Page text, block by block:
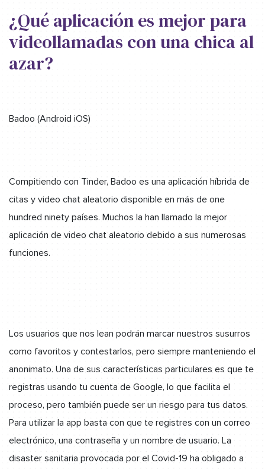
¿Qué aplicación es mejor para
videollamadas con una chica al
azar?
Badoo (Android iOS)
Compitiendo con Tinder, Badoo es una aplicación híbrida de
citas y video chat aleatorio disponible en más de one
hundred ninety países. Muchos la han llamado la mejor
aplicación de video chat aleatorio debido a sus numerosas
funciones.
Los usuarios que nos lean podrán marcar nuestros susurros
como favoritos y contestarlos, pero siempre manteniendo el
anonimato. Una de sus características particulares es que te
registras usando tu cuenta de Google, lo que facilita el
proceso, pero también puede ser un riesgo para tus datos.
Para utilizar la app basta con que te registres con un correo
electrónico, una contraseña y un nombre de usuario. La
disaster sanitaria provocada por el Covid-19 ha obligado a